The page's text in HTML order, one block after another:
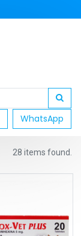
WhatsApp
28 items found.